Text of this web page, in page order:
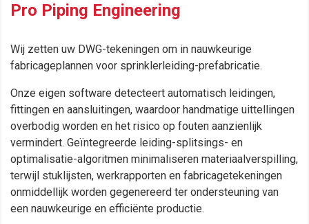
Pro Piping Engineering
Wij zetten uw DWG-tekeningen om in nauwkeurige
fabricageplannen voor sprinklerleiding-prefabricatie.
Onze eigen software detecteert automatisch leidingen,
fittingen en aansluitingen, waardoor handmatige uittellingen
overbodig worden en het risico op fouten aanzienlijk
vermindert. Geïntegreerde leiding-splitsings- en
optimalisatie-algoritmen minimaliseren materiaalverspilling,
terwijl stuklijsten, werkrapporten en fabricagetekeningen
onmiddellijk worden gegenereerd ter ondersteuning van
een nauwkeurige en efficiënte productie.